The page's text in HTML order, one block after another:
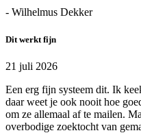
- Wilhelmus Dekker
Dit werkt fijn
21 juli 2026
Een erg fijn systeem dit. Ik
daar weet je ook nooit hoe
om ze allemaal af te mailen.
overbodige zoektocht van